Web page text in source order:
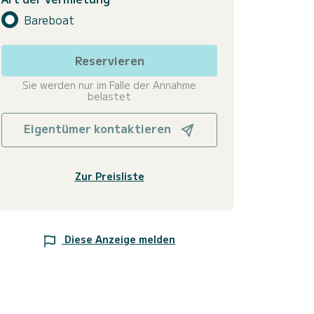
Bareboat
Reservieren
Sie werden nur im Falle der Annahme
belastet
Eigentümer kontaktieren
Zur Preisliste
Diese Anzeige melden